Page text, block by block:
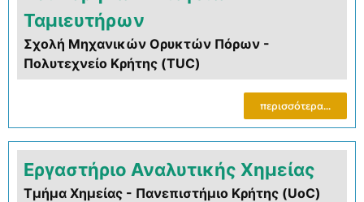
Ταμιευτήρων
Σχολή Μηχανικών Ορυκτών Πόρων -
Πολυτεχνείο Κρήτης (TUC)
περισσότερα...
Εργαστήριο Αναλυτικής Χημείας
Τμήμα Χημείας - Πανεπιστήμιο Κρήτης (UoC)